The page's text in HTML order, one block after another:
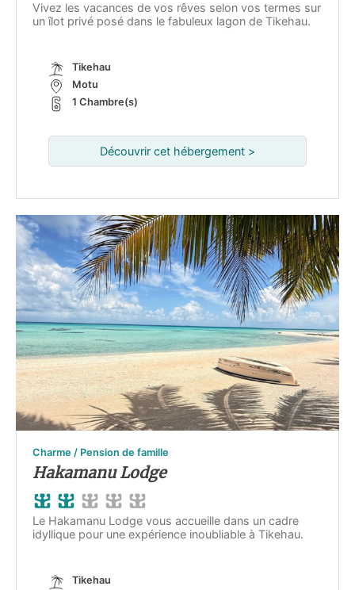
Vivez les vacances de vos rêves selon vos termes sur
un îlot privé posé dans le fabuleux lagon de Tikehau.
Tikehau
Motu
1 Chambre(s)
Découvrir cet hébergement >
Charme / Pension de famille
Hakamanu Lodge
Le Hakamanu Lodge vous accueille dans un cadre
idyllique pour une expérience inoubliable à Tikehau.
Tikehau